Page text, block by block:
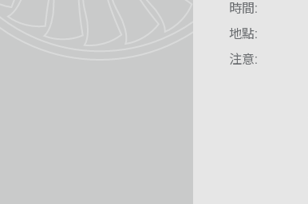
時間:
地點:
注意: